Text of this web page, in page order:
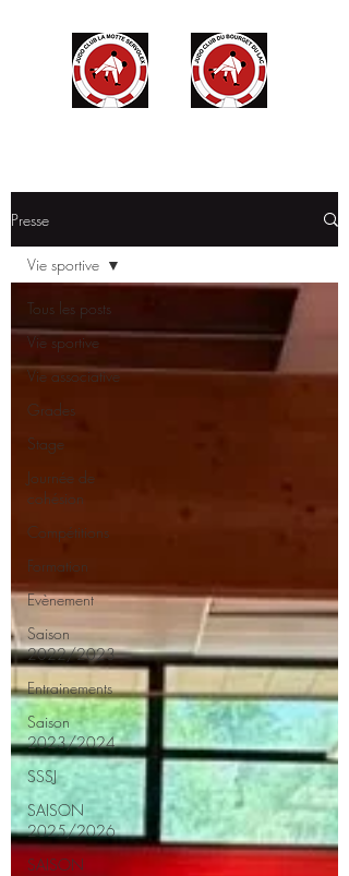
Presse
Tous les posts
Vie sportive
Vie associative
Grades
Stage
Journée de
cohésion
Compétitions
Formation
Evènement
Saison
2022/2023
Entrainements
Saison
2023/2024
SSSJ
SAISON
2025/2026
SAISON
Vie sportive